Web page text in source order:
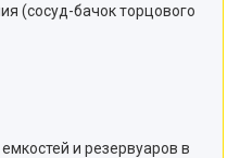
(сосуд-бачок торцового
и резервуаров в